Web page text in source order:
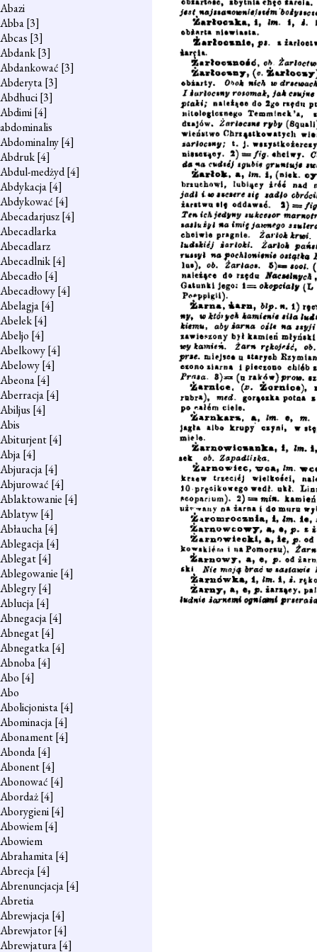
Abazi
Abba[3]
Abcas [3]
Abdank[3]
Abdankować [3]
Abderyta[3]
Abdhuci[3]
Abdimi[4]
abdominalis
Abdominalny[4]
Abdruk[4]
Abdul-medżyd[4]
Abdykacja[4]
Abdykować [4]
Abecadarjusz[4]
Abecadlarka
Abecadlarz
Abecadlnik[4]
Abecadło [4]
Abecadłowy[4]
Abelagja[4]
Abelek[4]
Abeljo [4]
Abelkowy[4]
Abelowy[4]
Abeona[4]
Aberracja[4]
Abiljus [4]
Abis
Abiturjent[4]
Abja[4]
Abjuracja[4]
Abjurować [4]
Ablaktowanie [4]
Ablatyw[4]
Abłaucha[4]
Ablegacja[4]
Ablegat[4]
Ablegowanie [4]
Ablegry[4]
Ablucja[4]
Abnegacja[4]
Abnegat[4]
Abnegatka[4]
Abnoba[4]
Abo [4]
Abo
Abolicjonista[4]
Abominacja[4]
Abonament[4]
Abonda[4]
Abonent[4]
Abonować [4]
Abordaż[4]
Aborygieni[4]
Abowiem[4]
Abowiem
Abrahamita[4]
Abrecja[4]
Abrenuncjacja[4]
Abretia
Abrewjacja[4]
Abrewjator[4]
Abrewjatura[4]